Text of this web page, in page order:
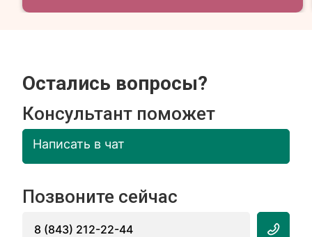
Остались вопросы?
Консультант поможет
Написать в чат
Позвоните сейчас
8 (843) 212-22-44